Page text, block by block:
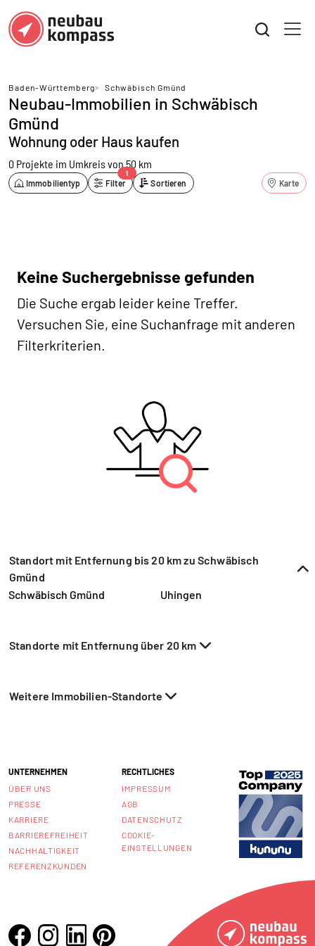
Baden-Württemberg> Schwäbisch Gmünd
Neubau-Immobilien in Schwäbisch
Gmünd
Wohnung oder Haus kaufen
0 Projekte im Umkreis von 50 km
Immobilientyp Filter
1
Sortieren Karte
Keine Suchergebnisse gefunden
Die Suche ergab leider keine Treffer.
Versuchen Sie, eine Suchanfrage mit anderen
Filterkriterien.
Standort mit Entfernung bis 20 km zu Schwäbisch
Gmünd
Schwäbisch Gmünd
Uhingen
Standorte mit Entfernung über 20 km
Weitere Immobilien-Standorte
UNTERNEHMEN
ÜBER UNS
PRESSE
KARRIERE
BARRIEREFREIHEIT
NACHHALTIGKEIT
REFERENZKUNDEN
RECHTLICHES
IMPRESSUM
AGB
DATENSCHUTZ
COOKIE-
EINSTELLUNGEN